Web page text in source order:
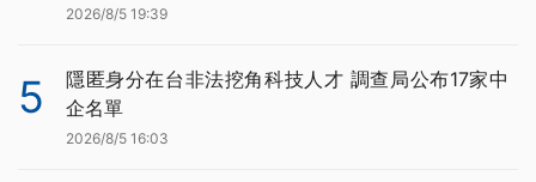
2026/8/5 19:39
5
隱匿身分在台非法挖角科技人才 調查局公布17家中
企名單
2026/8/5 16:03